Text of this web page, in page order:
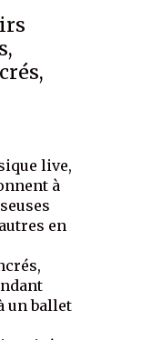
live,
à
en
un ballet